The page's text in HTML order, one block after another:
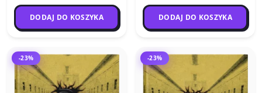
DODAJ DO KOSZYKA DODAJ DO KOSZYKA
-23% -23%